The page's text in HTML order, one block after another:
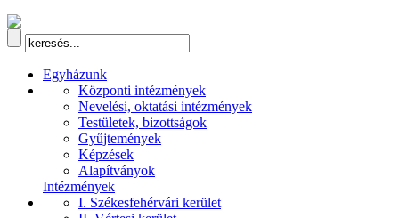
Egyházunk
Központi intézmények
Nevelési, oktatási intézmények
Testületek, bizottságok
Gyűjtemények
Képzések
Alapítványok
Intézmények
I. Székesfehérvári kerület